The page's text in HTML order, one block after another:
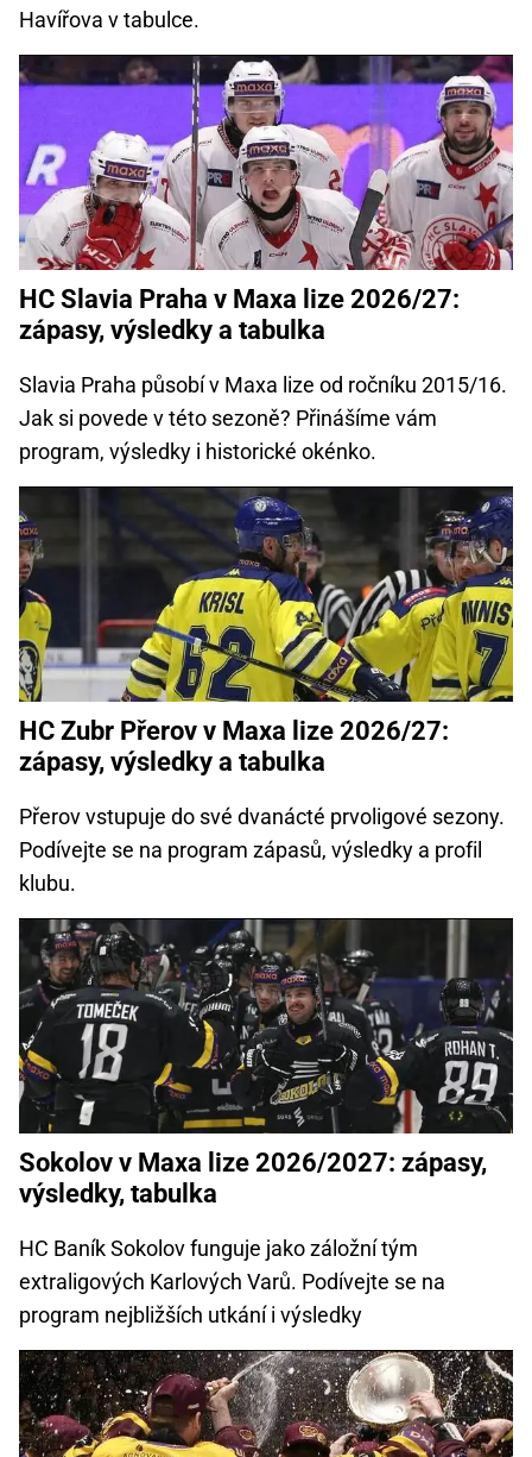
Havířova v tabulce.
HC Slavia Praha v Maxa lize 2026/27:
zápasy, výsledky a tabulka
Slavia Praha působí v Maxa lize od ročníku 2015/16.
Jak si povede v této sezoně? Přinášíme vám
program, výsledky i historické okénko.
HC Zubr Přerov v Maxa lize 2026/27:
zápasy, výsledky a tabulka
Přerov vstupuje do své dvanácté prvoligové sezony.
Podívejte se na program zápasů, výsledky a profil
klubu.
Sokolov v Maxa lize 2026/2027: zápasy,
výsledky, tabulka
HC Baník Sokolov funguje jako záložní tým
extraligových Karlových Varů. Podívejte se na
program nejbližších utkání i výsledky